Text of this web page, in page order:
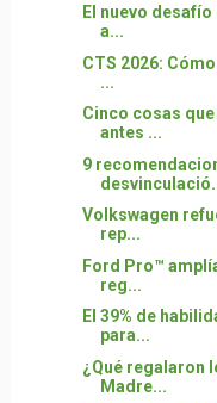
El nuevo
a...
CTS 2026:
...
Cinco cosas
antes ...
9
Volkswagen
rep...
Ford Pro™
reg...
El 39% de
para...
¿Qué regalaron
Madre...